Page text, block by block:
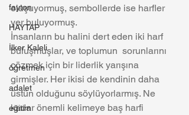
fayton
HAYTAP
İlker Kaleli
öğretmen
adalet
eğitim
oluşuyormuş, sembollerde ise harfler
yer buluyormuş.
İnsanların bu halini dert eden iki harf
buluşmuşlar, ve toplumun  sorunlarını
çözmek için bir liderlik yarışına
girmişler. Her ikisi de kendinin daha
üstün olduğunu söylüyorlarmış. Ne
kadar önemli kelimeye baş harfi